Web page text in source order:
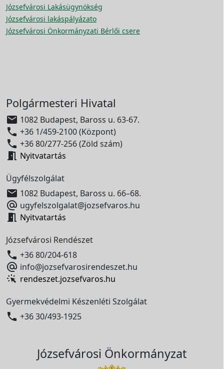
Józsefvárosi Lakásügynökség
Józsefvárosi lakáspályázato
Józsefvárosi Önkormányzati Bérlői csere
Polgármesteri Hivatal
 1082 Budapest, Baross u. 63-67.
 +36 1/459-2100 (Központ)
 +36 80/277-256 (Zöld szám)
 Nyitvatartás
Ügyfélszolgálat
 1082 Budapest, Baross u. 66–68.
 ugyfelszolgalat@jozsefvaros.hu
 Nyitvatartás
Józsefvárosi Rendészet
 +36 80/204-618
 info@jozsefvarosirendeszet.hu
rendeszet.jozsefvaros.hu
Gyermekvédelmi Készenléti Szolgálat
 +36 30/493-1925
Józsefvárosi Önkormányzat